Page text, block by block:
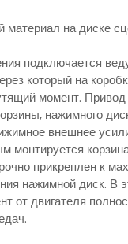
подключается
который на
момент.
нажимного
внешнее
монтируется
прикреплен к
нажимной диск. В
от двигателя